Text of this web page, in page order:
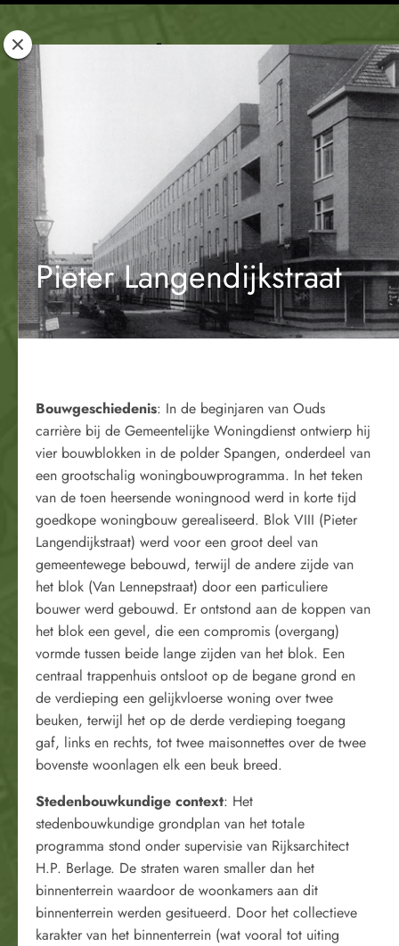
Rotterdam
Woont
Pieter Langendijkstraat
Bouwgeschiedenis: In de beginjaren van Ouds
carrière bij de Gemeentelijke Woningdienst ontwierp hij
vier bouwblokken in de polder Spangen, onderdeel van
een grootschalig woningbouwprogramma. In het teken
van de toen heersende woningnood werd in korte tijd
goedkope woningbouw gerealiseerd. Blok VIII (Pieter
Langendijkstraat) werd voor een groot deel van
gemeentewege bebouwd, terwijl de andere zijde van
het blok (Van Lennepstraat) door een particuliere
bouwer werd gebouwd. Er ontstond aan de koppen van
het blok een gevel, die een compromis (overgang)
vormde tussen beide lange zijden van het blok. Een
centraal trappenhuis ontsloot op de begane grond en
de verdieping een gelijkvloerse woning over twee
beuken, terwijl het op de derde verdieping toegang
gaf, links en rechts, tot twee maisonnettes over de twee
bovenste woonlagen elk een beuk breed.
Stedenbouwkundige context: Het
stedenbouwkundige grondplan van het totale
programma stond onder supervisie van Rijksarchitect
H.P. Berlage. De straten waren smaller dan het
binnenterrein waardoor de woonkamers aan dit
binnenterrein werden gesitueerd. Door het collectieve
karakter van het binnenterrein (wat vooral tot uiting